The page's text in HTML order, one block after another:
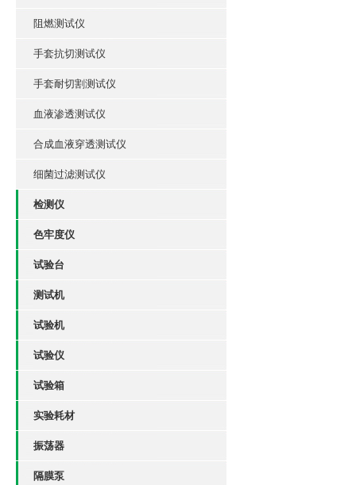
阻燃测试仪
手套抗切测试仪
手套耐切割测试仪
血液渗透测试仪
合成血液穿透测试仪
细菌过滤测试仪
检测仪
色牢度仪
试验台
测试机
试验机
试验仪
试验箱
实验耗材
振荡器
隔膜泵